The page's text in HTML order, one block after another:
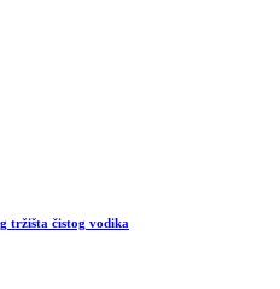
tržišta čistog vodika